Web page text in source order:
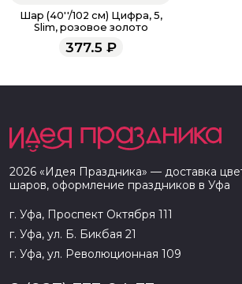
Шар (40''/102 см) Цифра, 5,
Slim, розовое золото
377.5₽
2026 «Идея Праздника» — доставка
шаров, оформление праздников в Уфа
г. Уфа, Проспект Октября 111
г. Уфа, ул. Б. Бикбая 21
г. Уфа, ул. Революционная 109